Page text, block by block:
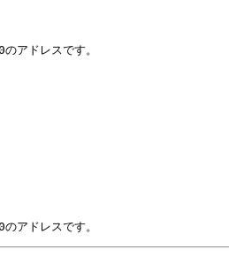
アドレスです。
アドレスです。